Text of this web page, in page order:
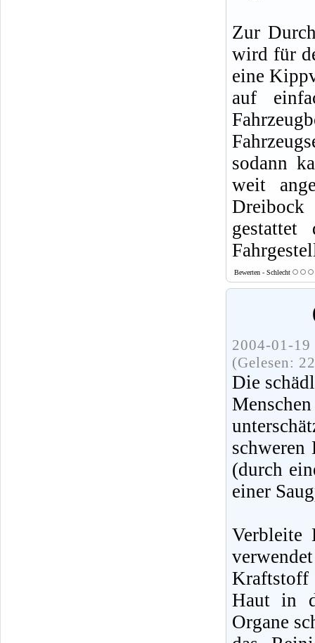
Zur
wird für
eine
auf
sodann
weit
Dreibock
Bewerten - Schlecht
2004-01-
(Gelesen:
Die
(durch
einer
Verbleite
Haut in
Organe